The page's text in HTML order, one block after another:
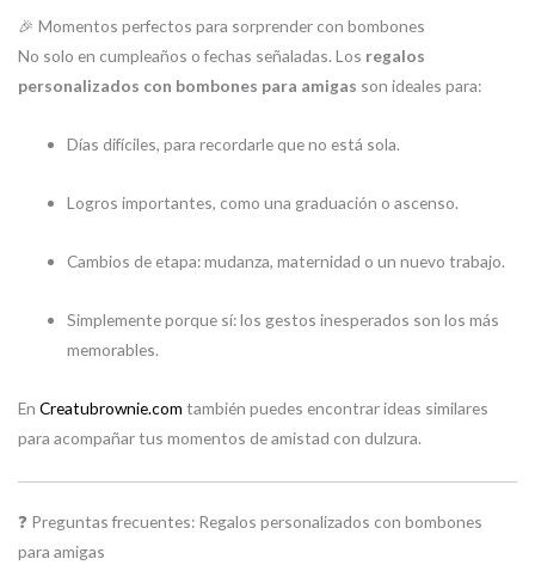
🎉 Momentos perfectos para sorprender con bombones
No solo en cumpleaños o fechas señaladas. Los regalos
personalizados con bombones para amigas son ideales para:
Días difíciles, para recordarle que no está sola.
Logros importantes, como una graduación o ascenso.
Cambios de etapa: mudanza, maternidad o un nuevo trabajo.
Simplemente porque sí: los gestos inesperados son los más
memorables.
En Creatubrownie.com también puedes encontrar ideas similares
para acompañar tus momentos de amistad con dulzura.
❓ Preguntas frecuentes: Regalos personalizados con bombones
para amigas